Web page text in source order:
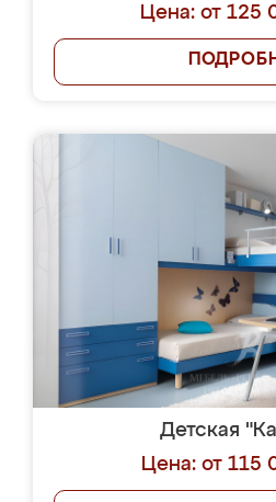
Цена: от 125
Детская
Цена: от 115